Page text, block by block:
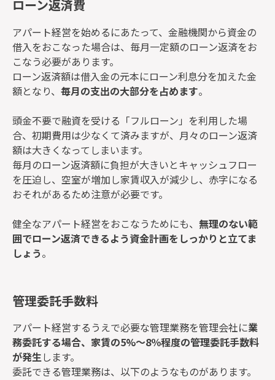
ローン返済費
アパート経営を始めるにあたって、金融機関から資金の
借入をおこなった場合は、毎月一定額のローン返済をお
こなう必要があります。
ローン返済額は借入金の元本にローン利息分を加えた金
額となり、 毎月の支出の大部分を占めます。
頭金不要で融資を受ける「フルローン」を利用した場
合、初期費用は少なくて済みますが、月々のローン返済
額は大きくなってしまいます。
毎月のローン返済額に負担が大きいとキャッシュフロー
を圧迫し、空室が増加し家賃収入が減少し、赤字になる
おそれがあるため注意が必要です。
健全なアパート経営をおこなうためにも、 無理のない範
囲でローン返済できるよう資金計画をしっかりと立てま
しょう。
管理委託手数料
アパート経営するうえで必要な管理業務を管理会社に業
務委託する場合、家賃の5%～8％程度の管理委託手数料
が発生します。
委託できる管理業務は、以下のようなものがあります。